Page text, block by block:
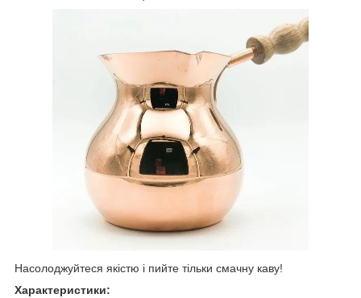
Насолоджуйтеся якістю і пийте тільки смачну каву!
Характеристики: